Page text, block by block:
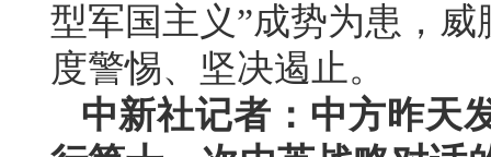
型军国主义”成势为患，
度警惕、坚决遏止。
中新社记者：中方昨天